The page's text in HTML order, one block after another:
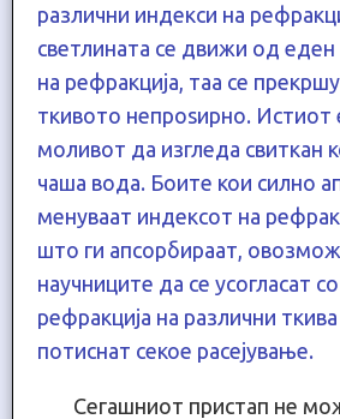
различни индекси на
светлината се движи од
на рефракција, таа се
ткивото непроѕирно. Истиот
моливот да изгледа свиткан
чаша вода. Боите кои силно
менуваат индексот на
што ги апсорбираат,
научниците да се усогласат
рефракција на различни
потиснат секое расејување.
Сегашниот пристап не